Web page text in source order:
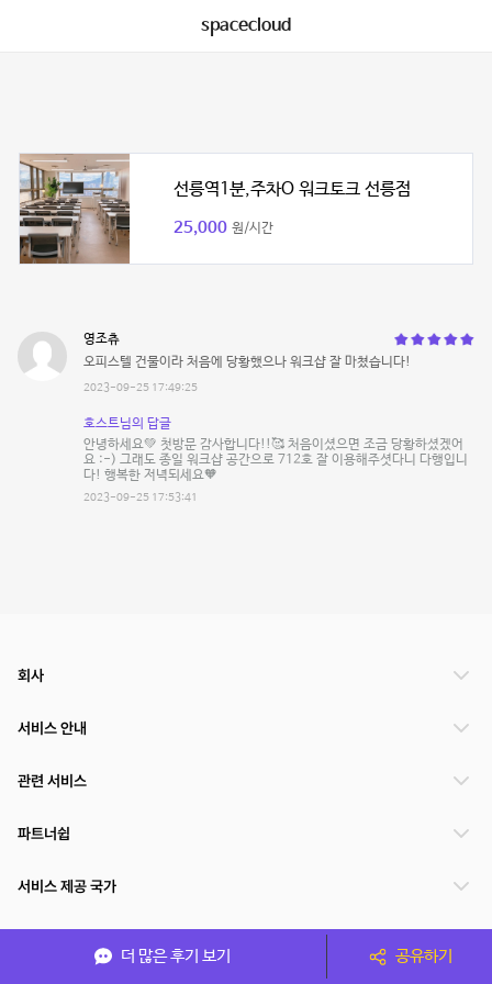
spacecloud
선릉역1분,주차O 워크토크 선릉점
25,000 원/시간
영조츄
오피스텔 건물이라 처음에 당황했으나 워크샵 잘 마쳤습니다!
2023-09-25 17:49:25
호스트님의 답글
안녕하세요💚 첫방문 감사합니다!!🥰 처음이셨으면 조금 당황하셨겠어
요 :-) 그래도 종일 워크샵 공간으로 712호 잘 이용해주셧다니 다행입니
다! 행복한 저녁되세요🧡
2023-09-25 17:53:41
더 많은 후기 보기 공유하기
회사
서비스 안내
관련 서비스
파트너쉽
서비스 제공 국가
(주)NSPACE 사업자정보